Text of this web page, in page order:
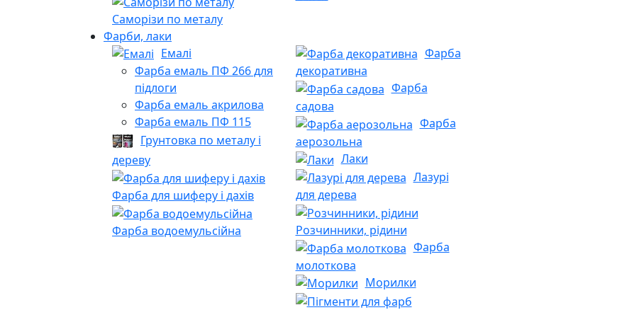
Саморізи по металу
Фарби, лаки
Емалі
Фарба емаль ПФ 266 для
підлоги
Фарба емаль акрилова
Фарба емаль ПФ 115
Грунтовка по металу і
дереву
Фарба для шиферу і дахів
Фарба водоемульсійна
Фарба
декоративна
Фарба
садова
Фарба
аерозольна
Лаки
Лазурі
для дерева
Розчинники, рідини
Фарба
молоткова
Морилки